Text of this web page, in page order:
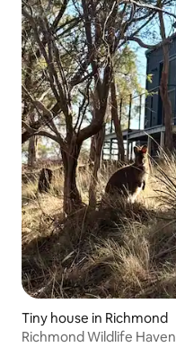
Tiny house in Richmond
Richmond Wildlife Haven